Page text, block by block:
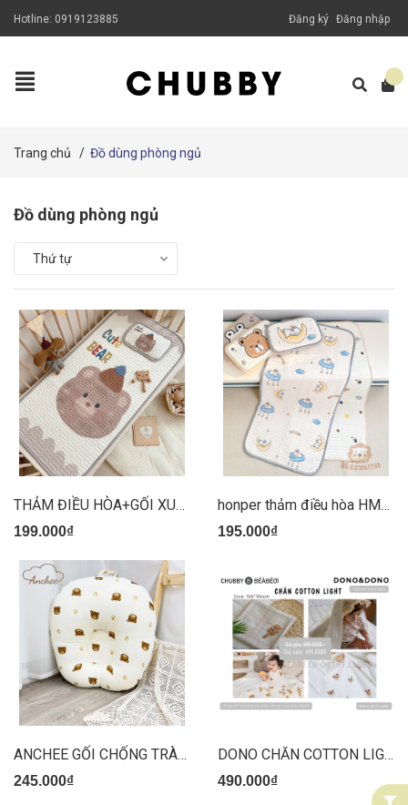
Hotline: 0919123885 Đăng ký Đăng nhập
Trang chủ / Đồ dùng phòng ngủ
Đồ dùng phòng ngủ
Thứ tự
THẢM ĐIỀU HÒA+GỐI XUÂT HÀN
199.000₫
honper thảm điều hòa HM2811
195.000₫
ANCHEE GỐI CHỐNG TRÀO XÔ
245.000₫
DONO CHĂN COTTON LIGHT
490.000₫